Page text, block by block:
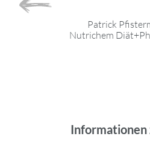
Patrick
Nutrichem
Informationen